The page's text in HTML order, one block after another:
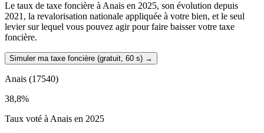
Le taux de taxe foncière à Anais en 2025, son évolution depuis
2021, la revalorisation nationale appliquée à votre bien, et le seul
levier sur lequel vous pouvez agir pour faire baisser votre taxe
foncière.
Simuler ma taxe foncière (gratuit, 60 s) →
Anais (17540)
38,8%
Taux voté à Anais en 2025